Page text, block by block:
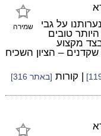
שמירה
על גבי
טובים
מקצוע
– הציון השכיח
| קורות [באתר 316]